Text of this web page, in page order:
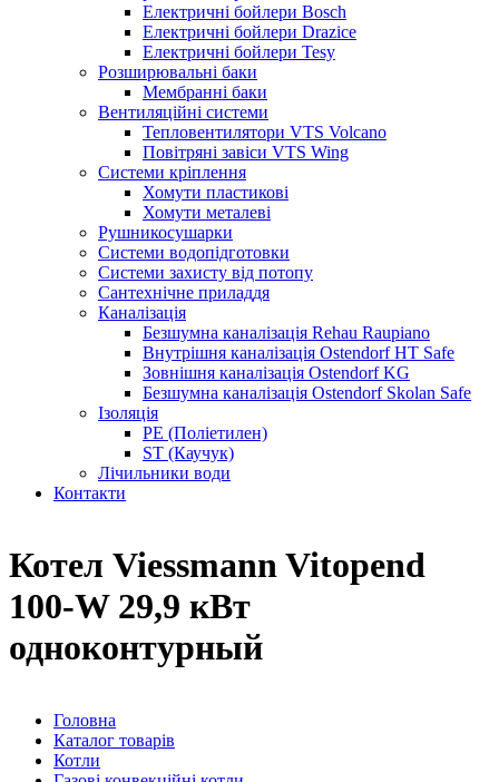
Електричні бойлери Bosch
Електричні бойлери Drazice
Електричні бойлери Tesy
Розширювальні баки
Мембранні баки
Вентиляційні системи
Тепловентилятори VTS Volcano
Повітряні завіси VTS Wing
Системи кріплення
Хомути пластикові
Хомути металеві
Рушникосушарки
Системи водопідготовки
Системи захисту від потопу
Сантехнічне приладдя
Каналізація
Безшумна каналізація Rehau Raupiano
Внутрішня каналізація Ostendorf HT Safe
Зовнішня каналізація Ostendorf KG
Безшумна каналізація Ostendorf Skolan Safe
Ізоляція
PE (Поліетилен)
ST (Каучук)
Лічильники води
Контакти
Котел Viessmann Vitopend
100-W 29,9 кВт
одноконтурный
Головна
Каталог товарів
Котли